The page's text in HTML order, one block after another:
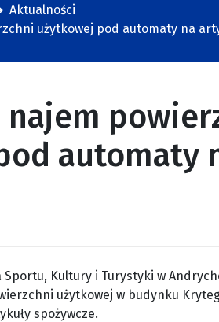
Aktualności
użytkowej pod automaty na
najem
automaty
Kultury i Turystyki w
użytkowej w budynku
spożywcze.